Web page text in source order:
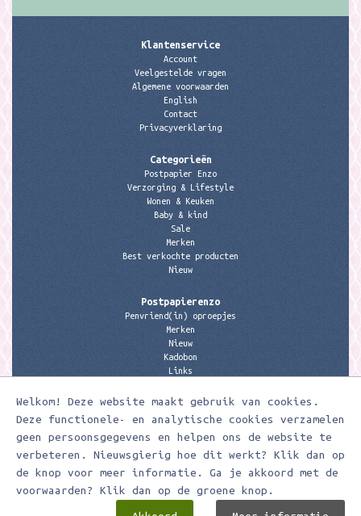
Welkom! Deze website maakt gebruik van cookies.
Deze functionele- en analytische cookies verzamelen
geen persoonsgegevens en helpen ons de website te
verbeteren. Nieuwsgierig hoe dit werkt? Klik dan op
de knop voor meer informatie. Ga je akkoord met de
voorwaarden? Klik dan op de groene knop.
Klantenservice
Account
Veelgestelde vragen
Algemene voorwaarden
English
Contact
Privacyverklaring
Categorieën
Postpapier Enzo
Verzorging & Lifestyle
Wonen & Keuken
Baby & kind
Sale
Merken
Best verkochte producten
Nieuw
Postpapierenzo
Penvriend(in) oproepjes
Merken
Nieuw
Kadobon
Links
Contactgegevens
Meerleuks
anita@meerleuks.nl
06 – 107 163 36
KVK nummer: 58807179
BTW nummer: 853190859B01